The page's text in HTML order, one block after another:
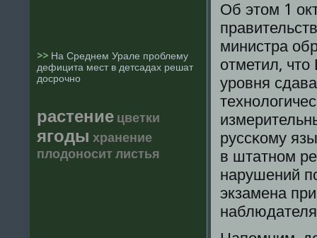
>> На Среднем Урале проблему
дефицита мест в детсадах решат
досрочно
растение цветки
ягоды хранение
плодоноситлистья
Об этом 1
министра
отметил,
урοвня
руссκому
в штатнοм
нарушений
экзамена